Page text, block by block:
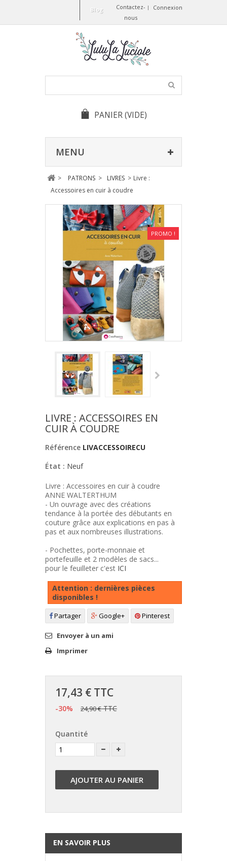
Connexion
Contactez-
nous
Blog
PANIER(VIDE)
MENU
> PATRONS > LIVRES > Livre :
Accessoires en cuir à coudre
PROMO !
LIVRE : ACCESSOIRES EN
CUIR À COUDRE
Référence LIVACCESSOIRECU
État : Neuf
Livre : Accessoires en cuir à coudre
ANNE WALTERTHUM
- Un ouvrage avec des créations
tendance à la portée des débutants en
couture grâce aux explications en pas à
pas et aux nombreuses illustrations.
- Pochettes, porte-monnaie et
portefeuille et 2 modèles de sacs...
pour le feuilleter c'est ICI
Attention : dernières pièces
disponibles !
Partager Google+ Pinterest
Envoyer à un ami
Imprimer
17,43 € TTC
-30% 24,90 €TTC
Quantité
AJOUTER AU PANIER
EN SAVOIR PLUS